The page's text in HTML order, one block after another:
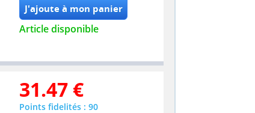
Article disponible
31.47 €
Points fidelités : 90